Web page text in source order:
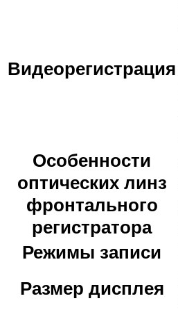
Видеорегистрация
Особенности
оптических линз
фронтального
регистратора
Режимы записи
Размер дисплея